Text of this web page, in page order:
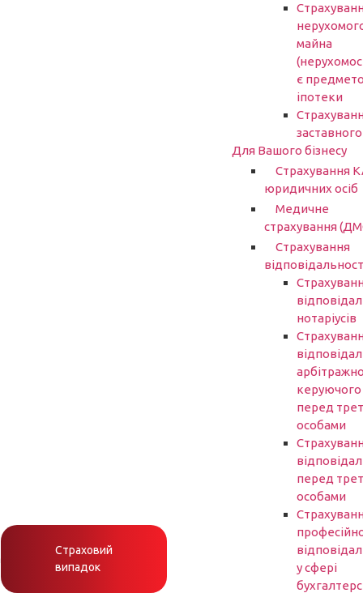
Страховий
випадок
майна
є
іпотеки
Для Вашого бізнесу
Страхування
юридичних осіб
Медичне
страхування
Страхування
нотаріусів
керуючого
перед
особами
перед
особами
у сфері